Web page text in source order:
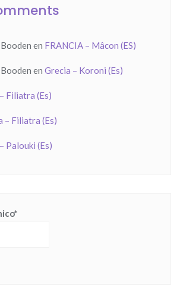
en FRANCIA – Mâcon (ES)
en Grecia – Koroni (Es)
Filiatra (Es)
– Filiatra (Es)
Palouki (Es)